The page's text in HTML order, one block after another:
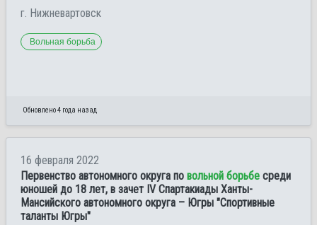
г. Нижневартовск
Вольная борьба
Обновлено 4 года назад
16 февраля 2022
Первенство автономного округа по вольной борьбе среди
юношей до 18 лет, в зачет IV Спартакиады Ханты-
Мансийского автономного округа – Югры "Спортивные
таланты Югры"